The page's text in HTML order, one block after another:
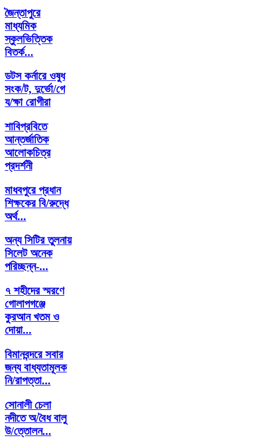
জৈন্তাপুরে
মাধ্যমিক
স্কুলভিত্তিক
বিতর্ক...
ডটস কর্নারে ওষুধ
সংক/ট, দুর্ভো/গে
য/ক্ষা রোগীরা
শাবিপ্রবিতে
আন্তর্জাতিক
আলোকচিত্র
প্রদর্শনী
মাধবপুরে প্রধান
শিক্ষকের বি/রুদ্ধে
অর্থ...
অন্য সিটির তুলনায়
সিলেট অনেক
পরিচ্ছন্ন-...
৭ শহীদের স্মরণে
গোলাপগঞ্জে
কুরআন খতম ও
দোয়া...
বিমানবন্দরে সবার
জন্য বাধ্যতামূলক
নি/রাপত্তা...
সোনালী চেলা
নদীতে অ/বৈধ বালু
উ/ত্তোলন...